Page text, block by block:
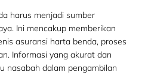
harus menjadi sumber
Ini mencakup memberikan
asuransi harta benda, proses
Informasi yang akurat dan
nasabah dalam pengambilan